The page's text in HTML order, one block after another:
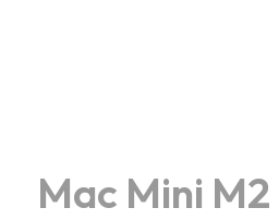
Mac Mini